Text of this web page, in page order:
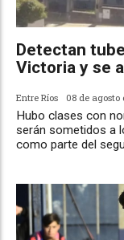
Detectan
Victoria y se
Entre Ríos 08 de agosto
Hubo clases con
serán sometidos a
como parte del